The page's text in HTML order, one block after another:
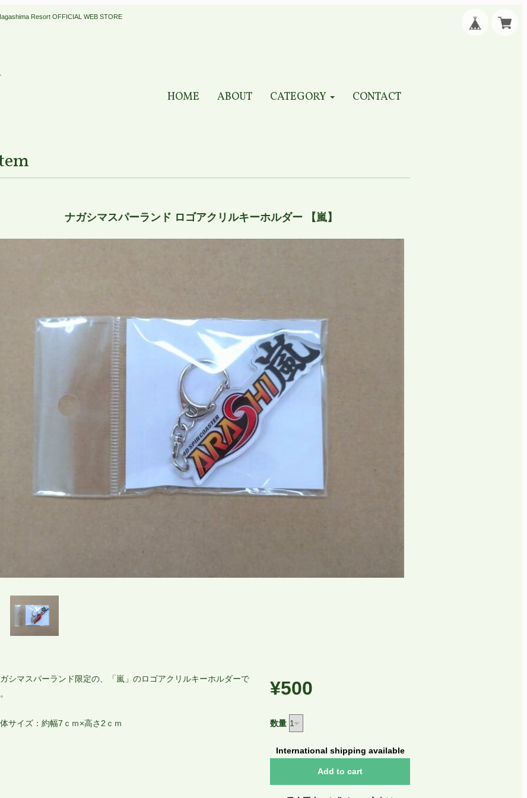
Resort OFFICIAL WEB STORE
HOME ABOUT CATEGORY CONTACT
ナガシマスパーランド ロゴアクリルキーホルダー 【嵐】
シマスパーランド限定の、「嵐」のロゴアクリルキーホルダーで
サイズ：約幅7ｃｍ×高さ2ｃｍ
¥500
数量
International shipping available
Add to cart